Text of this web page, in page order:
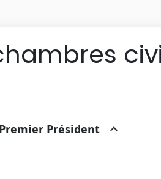
Président